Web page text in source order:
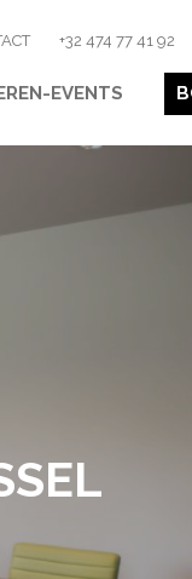
+32 474 77 41 92
EVENTS